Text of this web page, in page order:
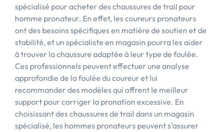
spécialisé pour acheter des chaussures de trail pour
homme pronateur. En effet, les coureurs pronateurs
ont des besoins spécifiques en matière de soutien et de
stabilité, et un spécialiste en magasin pourra les aider
à trouver la chaussure adaptée à leur type de foulée.
Ces professionnels peuvent effectuer une analyse
approfondie de la foulée du coureur et lui
recommander des modèles qui offrent le meilleur
support pour corriger la pronation excessive. En
choisissant des chaussures de trail dans un magasin
spécialisé, les hommes pronateurs peuvent s’assurer